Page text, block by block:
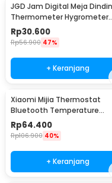
JGD Jam Digital Meja
Thermometer Hygrometer
Sensor - ZL20
Rp30.600
Rp56.900 47%
+ Keranjang
Xiaomi Mijia Thermostat
Bluetooth Temperature
Humidity Thermometer 2 -
LYWSD03MMC
Rp64.400
Rp106.900 40%
+ Keranjang